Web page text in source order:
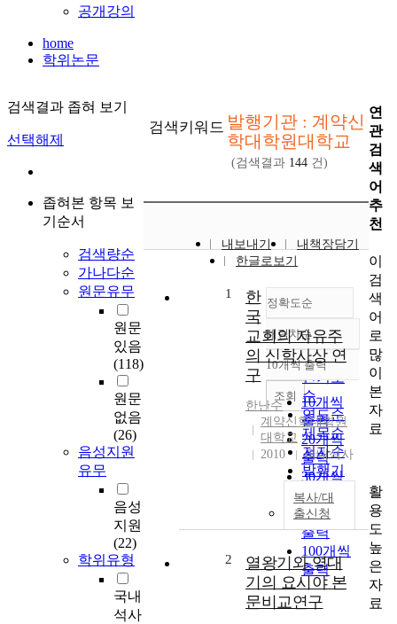
공개강의
home
학위논문
검색결과 좁혀 보기
선택해제
좁혀본 항목 보
기순서
검색량순
가나다순
원문유무
원문
있음
(118)
원문
없음
(26)
음성지원
유무
음성
지원
(22)
학위유형
국내
석사
검색키워드 발행기관 : 계약신
학대학원대학교
(검색결과 144 건)
내보내기
내책장담기
한글로보기
정확도순
정확도
순
인기도
순
연도순
제목순
저자순
발행기
관순
내림차순
내림차순
10개씩 출력
10개씩
출력
20개씩
출력
30개씩
출력
50개씩
출력
100개씩
출력
조회
1
한
국
교회의 자유주
의 신학사상 연
구
한난수
계약신학대학원
대학교
2010
국내석사
복사/대
출신청
2
열왕기와 역대
기의 요시야 본
문비교연구
연
관
검
색
어
추
천
이
검
색
어
로
많
이
본
자
료
활
용
도
높
은
자
료